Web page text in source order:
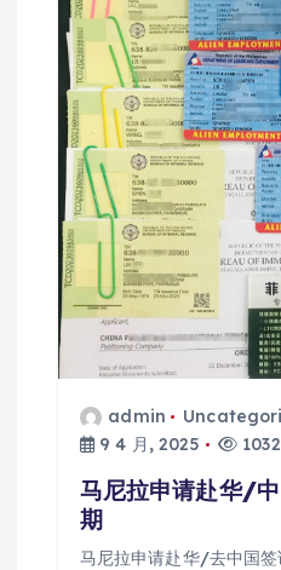
admin
9 4 月, 2025
马尼拉申请赴华/
期
马尼拉申请赴华/去中国